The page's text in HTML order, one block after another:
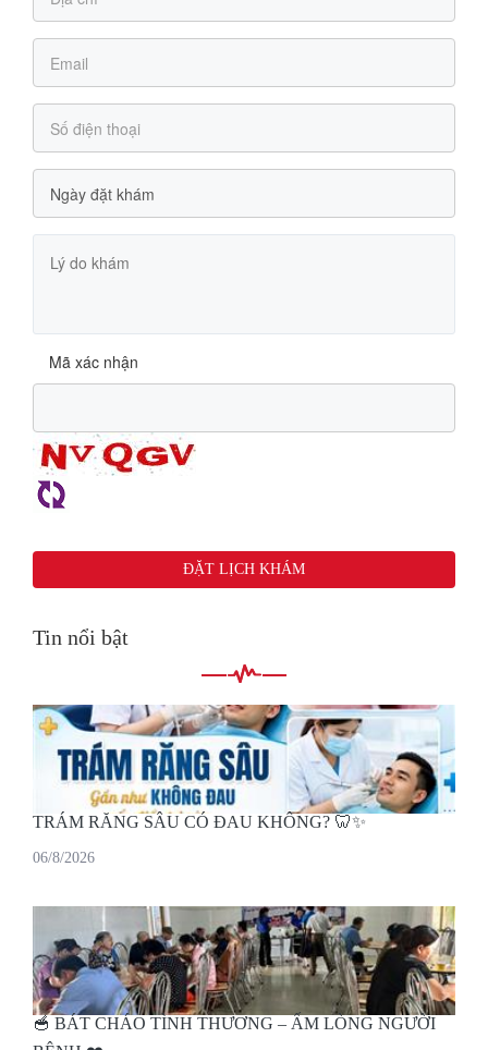
Mã xác nhận
Tin nổi bật
TRÁM RĂNG SÂU CÓ ĐAU KHÔNG? 🦷✨
06/8/2026
🥣 BÁT CHÁO TÌNH THƯƠNG – ẤM LÒNG NGƯỜI